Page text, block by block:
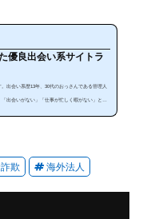
優良出会い系サイトラ
出会い系歴13年、30代のおっさんである管理人
出会いがない」「仕事が忙しく暇がない」とい
欺 海外法人